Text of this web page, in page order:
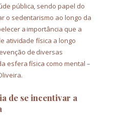
pública, sendo papel do
o sedentarismo ao longo da
a importância que a
atividade física a longo
de diversas
esfera física como mental –
de se incentivar a